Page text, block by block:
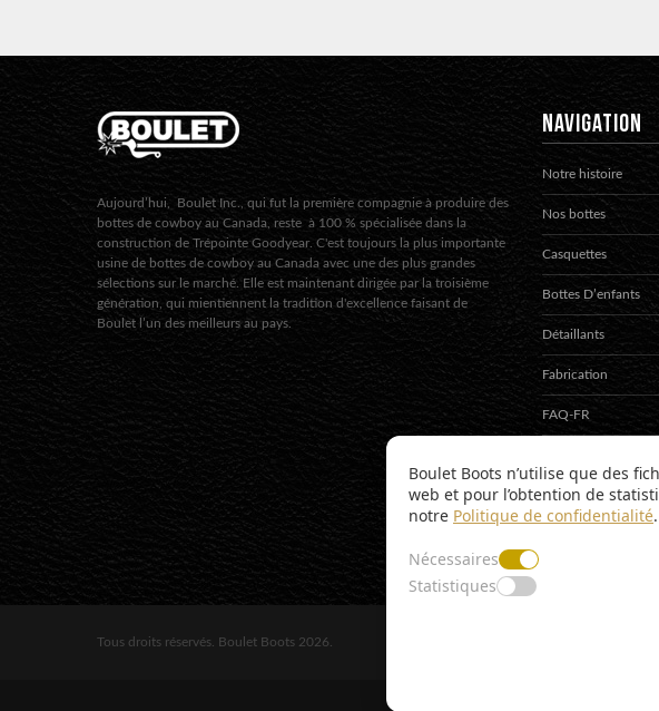
Aujourd’hui, Boulet Inc., qui fut la première compagnie à produire des
bottes de cowboy au Canada, reste à 100 % spécialisée dans la
construction de Trépointe Goodyear. C'est toujours la plus importante
usine de bottes de cowboy au Canada avec une des plus grandes
sélections sur le marché. Elle est maintenant dirigée par la troisième
génération, qui mientiennent la tradition d'excellence faisant de
Boulet l’un des meilleurs au pays.
NAVIGATION
Notre histoire
Nos bottes
Casquettes
Bottes D’enfants
Détaillants
Fabrication
FAQ-FR
English
Tous droits réservés. Boulet Boots 2026.
Boulet Boots n’utilise que des
web et pour l’obtention de
notre Politique de confidentialité.
Nécessaires
Statistiques